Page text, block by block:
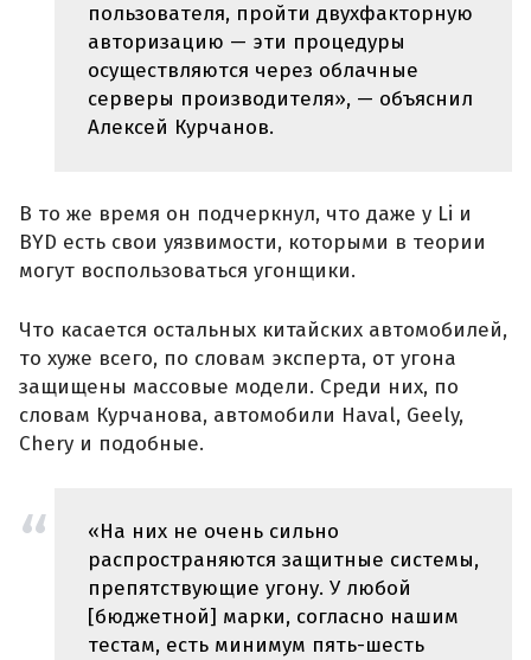
пользователя, пройти двухфакторную
авторизацию — эти процедуры
осуществляются через облачные
серверы производителя», — объяснил
Алексей Курчанов.
В то же время он подчеркнул, что даже у Li и
BYD есть свои уязвимости, которыми в теории
могут воспользоваться угонщики.
Что касается остальных китайских автомобилей,
то хуже всего, по словам эксперта, от угона
защищены массовые модели. Среди них, по
словам Курчанова, автомобили Haval, Geely,
Chery и подобные.
«На них не очень сильно
распространяются защитные системы,
препятствующие угону. У любой
[бюджетной] марки, согласно нашим
тестам, есть минимум пять-шесть